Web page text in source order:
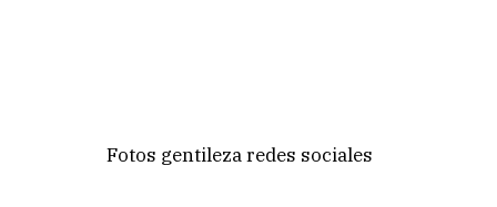
Fotos gentileza redes sociales